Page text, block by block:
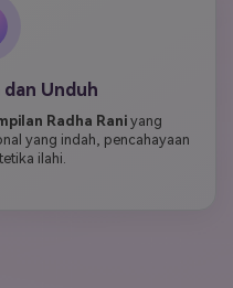
dan Unduh
Radha Rani yang
yang indah, pencahayaan
ilahi.